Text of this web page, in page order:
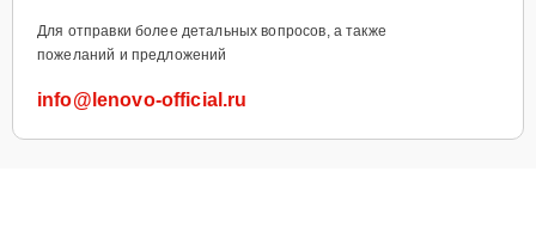
Для отправки более детальных вопросов, а также
пожеланий и предложений
info@lenovo-official.ru